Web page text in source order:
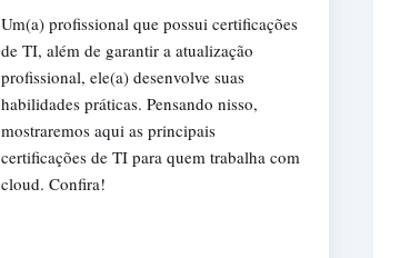
Um(a) profissional que possui certificações
de TI, além de garantir a atualização
profissional, ele(a) desenvolve suas
habilidades práticas. Pensando nisso,
mostraremos aqui as principais
certificações de TI para quem trabalha com
cloud. Confira!